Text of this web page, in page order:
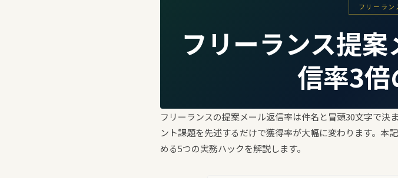
フリーラン
フリーランス提
信率3
フリーランスの提案メール返信率は件名と冒頭30文字で
ント課題を先述するだけで獲得率が大幅に変わります。本
める5つの実務ハックを解説します。